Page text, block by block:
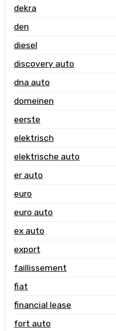
dekra
den
diesel
discovery auto
dna auto
domeinen
eerste
elektrisch
elektrische auto
er auto
euro
euro auto
ex auto
export
faillissement
fiat
financial lease
fort auto